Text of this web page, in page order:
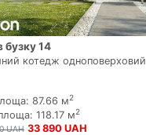
бузку 14
котедж одноповерховий
87.66 м2
118.17 м2
UAH 33 890 UAH